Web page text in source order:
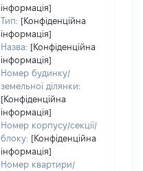
інформація]
Тип: [Конфіденційна
інформація]
Назва: [Конфіденційна
інформація]
Номер будинку/
земельної ділянки:
[Конфіденційна
інформація]
Номер корпусу/секції/
блоку: [Конфіденційна
інформація]
Номер квартири/